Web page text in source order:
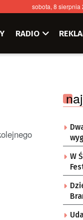
sobota, 8 sierpnia
RADIO
W